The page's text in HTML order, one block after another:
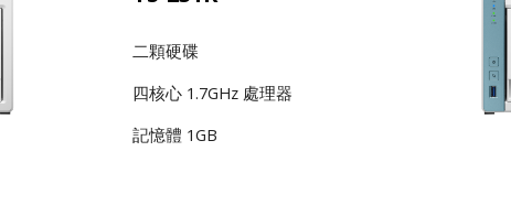
二顆硬碟
四核心 1.7GHz 處理器
記憶體 1GB